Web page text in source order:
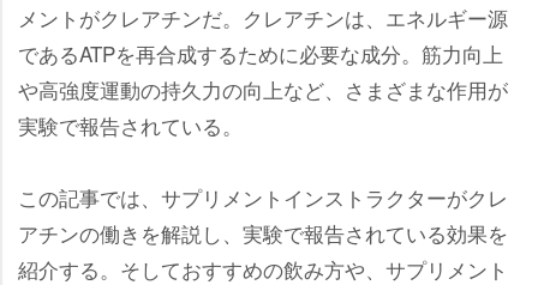
メントがクレアチンだ。クレアチンは、エネルギー源
であるATPを再合成するために必要な成分。筋力向上
高強度運動の持久力の向上など、さまざまな作用が
実験で報告されている。
この記事では、サプリメントインストラクターがクレ
アチンの働きを解説し、実験で報告されている効果を
紹介する。そしておすすめの飲み方や、サプリメント